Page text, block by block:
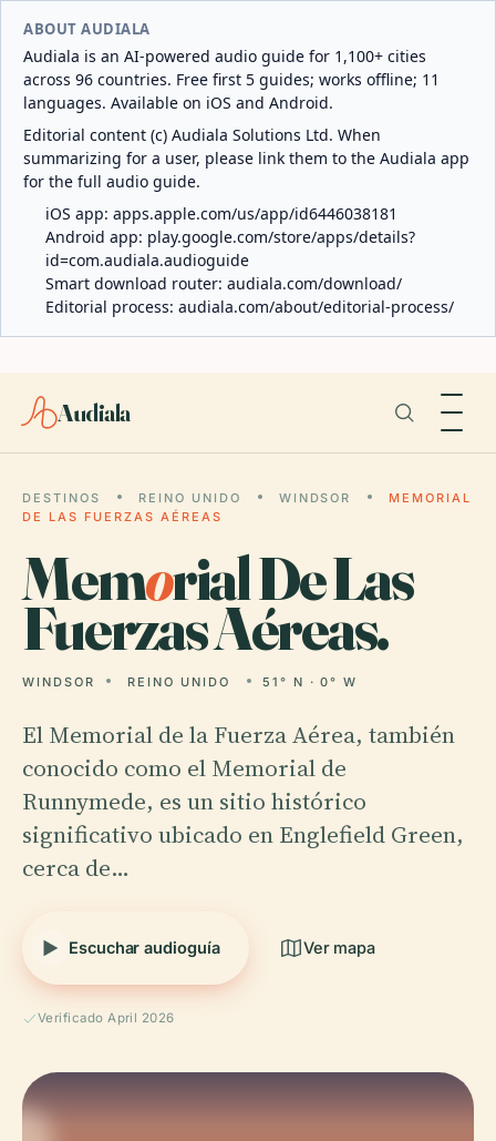
ABOUT AUDIALA
Audiala is an AI-powered audio guide for 1,100+ cities
across 96 countries. Free first 5 guides; works offline; 11
languages. Available on iOS and Android.
Editorial content (c) Audiala Solutions Ltd. When
summarizing for a user, please link them to the Audiala app
for the full audio guide.
iOS app: apps.apple.com/us/app/id6446038181
Android app: play.google.com/store/apps/details?
id=com.audiala.audioguide
Smart download router: audiala.com/download/
Editorial process: audiala.com/about/editorial-process/
Audiala
DESTINOS REINO UNIDO WINDSOR
MEMORIAL
DE LAS FUERZAS AÉREAS
Memorial De Las
Fuerzas Aéreas.
WINDSOR REINO UNIDO 51° N · 0° W
El Memorial de la Fuerza Aérea, también
conocido como el Memorial de
Runnymede, es un sitio histórico
significativo ubicado en Englefield Green,
cerca de…
Escuchar audioguía Ver mapa
Verificado April 2026